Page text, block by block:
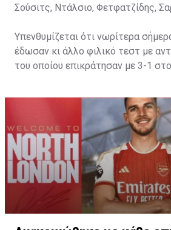
Σούσιτς, Ντάλσιο, Φετφατζίδης,
Υπενθυμίζεται ότι νωρίτερα
έδωσαν κι άλλο φιλικό τεστ με
του οποίου επικράτησαν με 3-1